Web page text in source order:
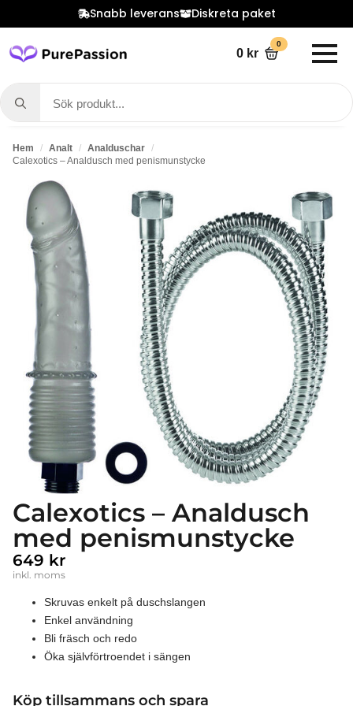
Snabb leverans Diskreta paket
0 kr
0
Search
for:
Hem Analt
Analduschar
Calexotics – Analdusch med penismunstycke
Calexotics – Analdusch
med penismunstycke
649 kr
inkl. moms
Skruvas enkelt på duschslangen
Enkel användning
Bli fräsch och redo
Öka självförtroendet i sängen
Köp tillsammans och spara